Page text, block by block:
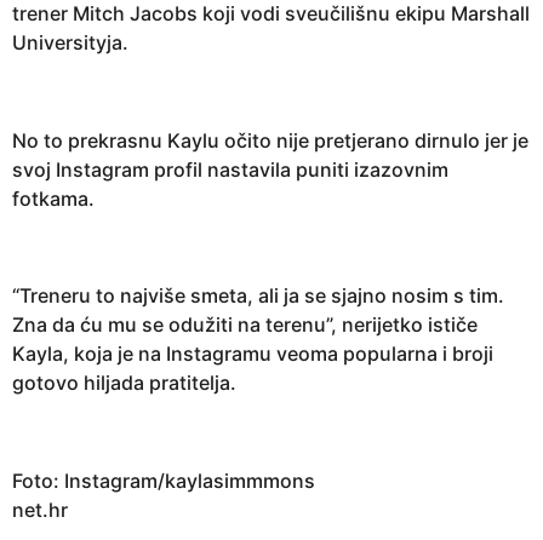
trener Mitch Jacobs koji vodi sveučilišnu ekipu Marshall
Universityja.
No to prekrasnu Kaylu očito nije pretjerano dirnulo jer je
svoj Instagram profil nastavila puniti izazovnim
fotkama.
“Treneru to najviše smeta, ali ja se sjajno nosim s tim.
Zna da ću mu se odužiti na terenu”, nerijetko ističe
Kayla, koja je na Instagramu veoma popularna i broji
gotovo hiljada pratitelja.
Foto: Instagram/kaylasimmmons
net.hr